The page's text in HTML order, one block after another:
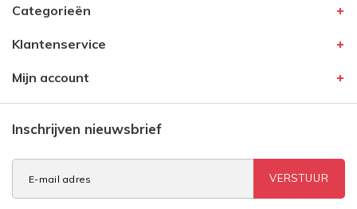
Categorieën
Klantenservice
Mijn account
Inschrijven nieuwsbrief
VERSTUUR